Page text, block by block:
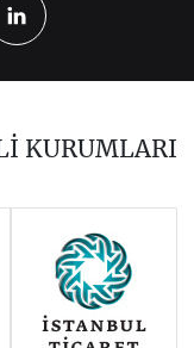
2024
2020
KURUMLARI